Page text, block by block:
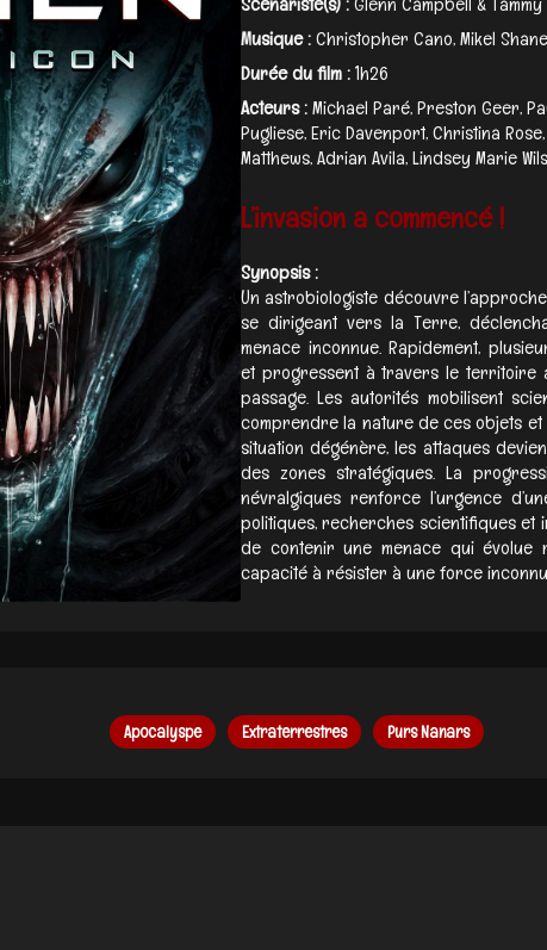
Musique :Christopher Cano, Mikel
Durée du film :1h26
Acteurs :Michael Paré, Preston Geer,
Pugliese, Eric Davenport, Christina
Matthews, Adrian Avila, Lindsey Marie
L’invasion a commencé !
Synopsis :
Un astrobiologiste découvre
se dirigeant vers la Terre,
menace inconnue. Rapidement,
et progressent à travers le territoire
passage. Les autorités mobilisent
comprendre la nature de ces objets
situation dégénère, les attaques
des zones stratégiques. La
névralgiques renforce l’urgence
politiques, recherches scientifiques et
de contenir une menace qui évolue
capacité à résister à une force
Apocalyspe Extraterrestres Purs Nanars